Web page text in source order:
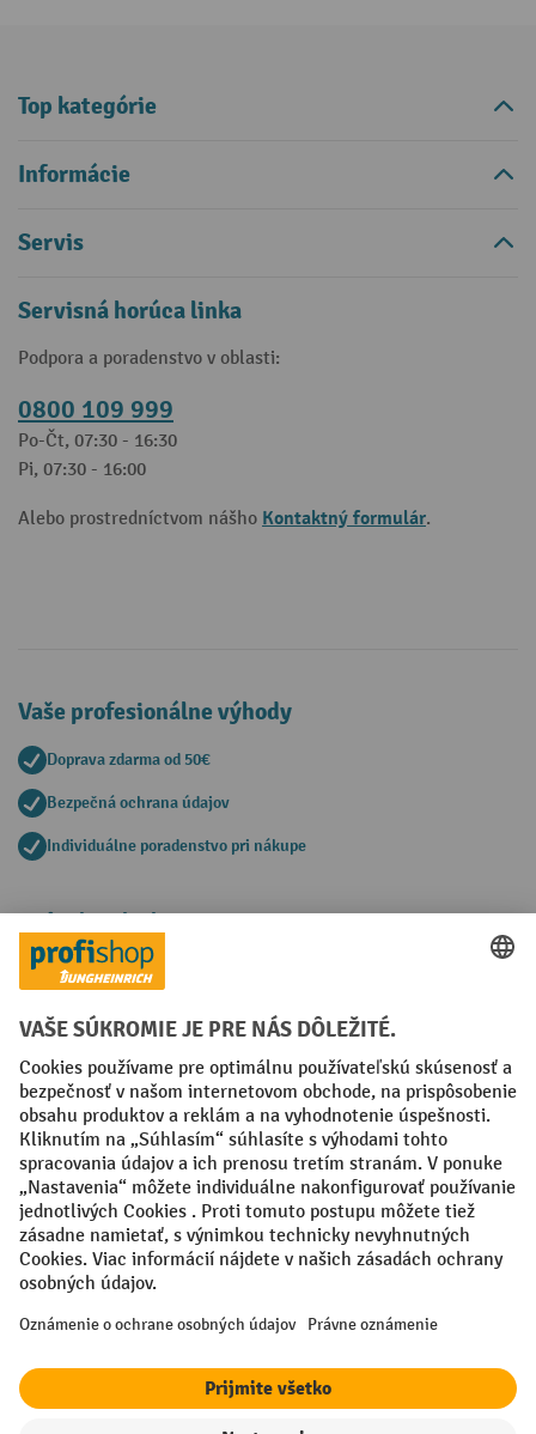
Top kategórie
Informácie
Servis
Servisná horúca linka
Podpora a poradenstvo v oblasti:
0800 109 999
Po-Čt, 07:30 - 16:30
Pi, 07:30 - 16:00
Alebo prostredníctvom nášho Kontaktný formulár.
Vaše profesionálne výhody
Doprava zdarma od 50€
Bezpečná ochrana údajov
Individuálne poradenstvo pri nákupe
Spôsoby platby
Creditcard (Master)Creditcard (Visa)
Faktúra Predplatba
Sociálne siete
Facebook
YouTube
LinkedIn
Nastavenia ochrany osobných údajov
All prices excl. VAT plusshipping costsand possible delivery charges,
¹ Zľava platí do vypredania zásob. Zľava sa nevzťahuje na špeciálne